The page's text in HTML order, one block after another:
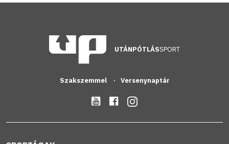
UTÁNPÓTLÁSSPORT
Szakszemmel Versenynaptár